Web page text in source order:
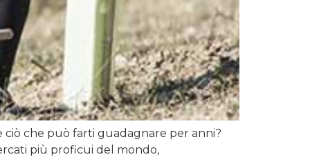
che può farti guadagnare per anni?
più proficui del mondo,